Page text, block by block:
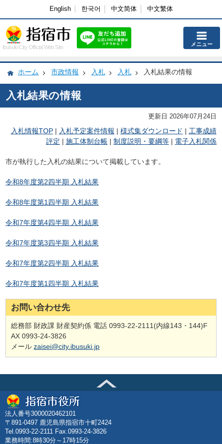
English 한국어 中文简体 中文繁体
Ibusuki City Official Web Site メニュー
ホーム 市政情報 入札 入札 入札結果の情報
入札結果の情報
更新日 2026年07月24日
入札情報TOP| 入札予定案件情報 | 様式集ダウンロード | 工事成績
評定 | 施工体制台帳| 制度説明・要綱等| 電子入札関係
市が執行した入札の結果について掲載しています。
令和8年度第2四半期 入札結果
令和8年度第1四半期 入札結果
令和7年度第4四半期 入札結果
令和7年度第3四半期 入札結果
令和7年度第2四半期 入札結果
令和7年度第1四半期 入札結果
お問い合わせ先
総務部 財政課 財産契約係 電話 0993-22-2111(内線143・144)F
AX 0993-24-3826
メールzaisei@city.ibusuki.jp
法人番号3000020462101
〒891-0497 鹿児島県指宿市十町2424
Tel.0993-22-2111 Fax.0993-24-3826
業務時間:8時30分～17時15分